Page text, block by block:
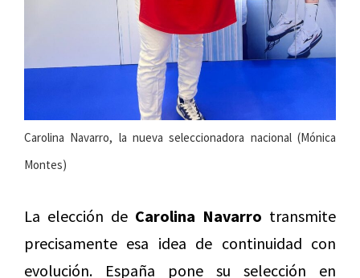
Carolina Navarro, la nueva seleccionadora nacional (Mónica
Montes)
La elección de Carolina Navarro transmite
precisamente esa idea de continuidad con
evolución. España pone su selección en